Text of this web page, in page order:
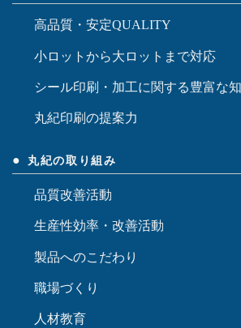
高品質・安定QUALITY
小ロットから大ロットまで対応
シール印刷・加工に関する豊富な
丸紀印刷の提案力
丸紀の取り組み
品質改善活動
生産性効率・改善活動
製品へのこだわり
職場づくり
人材教育